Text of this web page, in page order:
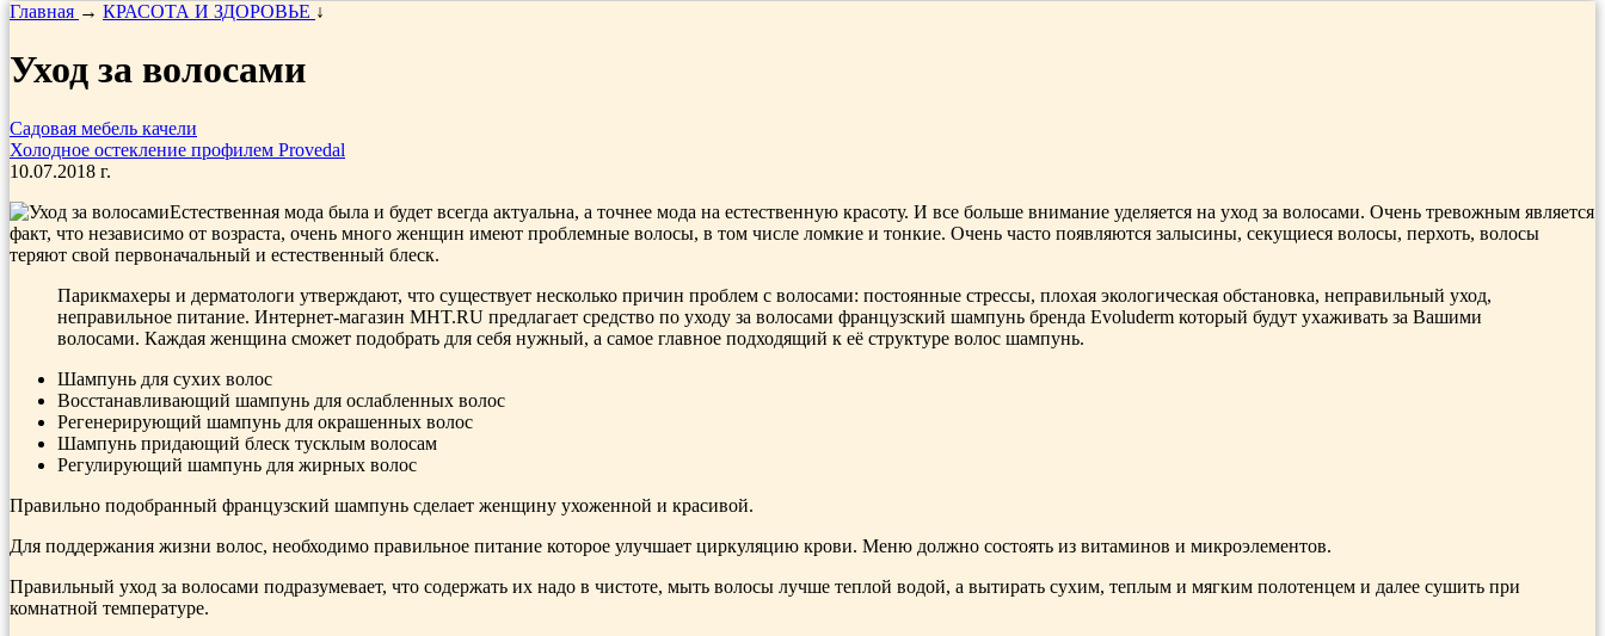
Главная → КРАСОТА И ЗДОРОВЬЕ ↓
Уход за волосами
Садовая мебель качели
Холодное остекление профилем Provedal
10.07.2018 г.
Естественная мода была и будет всегда актуальна, а точнее мода на естественную красоту. И все больше внимание уделяется на уход за волосами. Очень тревожным является
факт, что независимо от возраста, очень много женщин имеют проблемные волосы, в том числе ломкие и тонкие. Очень часто появляются залысины, секущиеся волосы, перхоть, волосы
теряют свой первоначальный и естественный блеск.
Парикмахеры и дерматологи утверждают, что существует несколько причин проблем с волосами: постоянные стрессы, плохая экологическая обстановка, неправильный уход,
неправильное питание. Интернет-магазин MHT.RU предлагает средство по уходу за волосами французский шампунь бренда Evoluderm который будут ухаживать за Вашими
волосами. Каждая женщина сможет подобрать для себя нужный, а самое главное подходящий к её структуре волос шампунь.
Шампунь для сухих волос
Восстанавливающий шампунь для ослабленных волос
Регенерирующий шампунь для окрашенных волос
Шампунь придающий блеск тусклым волосам
Регулирующий шампунь для жирных волос
Правильно подобранный французский шампунь сделает женщину ухоженной и красивой.
Для поддержания жизни волос, необходимо правильное питание которое улучшает циркуляцию крови. Меню должно состоять из витаминов и микроэлементов.
Правильный уход за волосами подразумевает, что содержать их надо в чистоте, мыть волосы лучше теплой водой, а вытирать сухим, теплым и мягким полотенцем и далее сушить при
комнатной температуре.